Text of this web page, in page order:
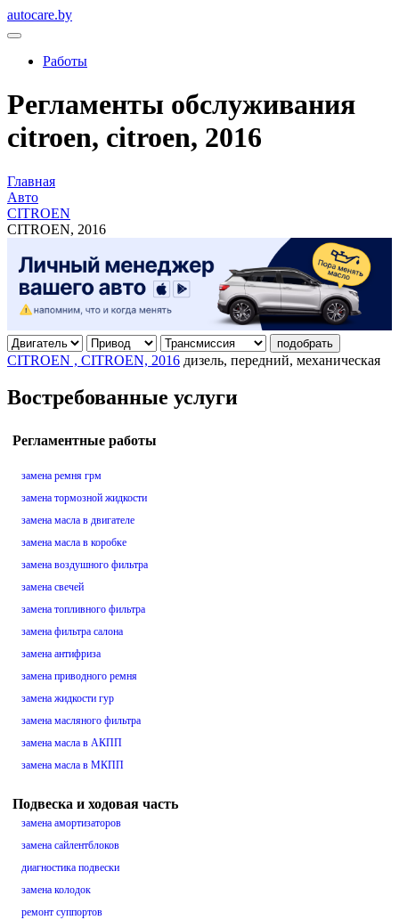
autocare.by
Работы
Регламенты обслуживания
citroen, citroen, 2016
Главная
Авто
CITROEN
CITROEN, 2016
подобрать
CITROEN , CITROEN, 2016 дизель, передний, механическая
Востребованные услуги
Регламентные работы
замена ремня грм
замена тормозной жидкости
замена масла в двигателе
замена масла в коробке
замена воздушного фильтра
замена свечей
замена топливного фильтра
замена фильтра салона
замена антифриза
замена приводного ремня
замена жидкости гур
замена масляного фильтра
замена масла в АКПП
замена масла в МКПП
Подвеска и ходовая часть
замена амортизаторов
замена сайлентблоков
диагностика подвески
замена колодок
ремонт суппортов